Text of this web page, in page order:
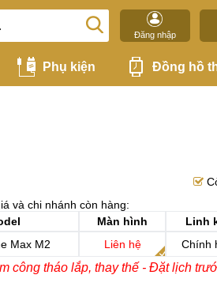
Đăng nhập
Phụ kiện Đồng hồ
và chi nhánh còn hàng:
Màn hình
Linh
Max M2 Liên hệ Chính
công tháo lắp, thay thế - Đặt lịch